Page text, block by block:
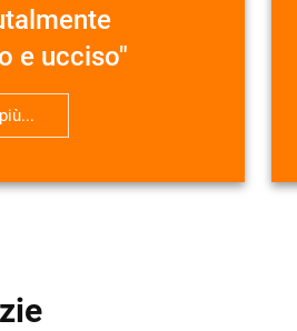
e ucciso"